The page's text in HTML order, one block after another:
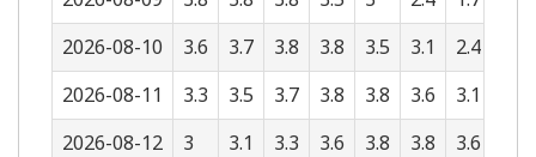
2026-08-10
3.6 3.7 3.8 3.8 3.5 3.1 2.4
2026-08-11
3.3 3.5 3.7 3.8 3.8 3.6 3.1
2026-08-12
3 3.1 3.3 3.6 3.8 3.8 3.6